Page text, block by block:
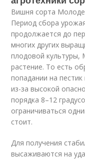
Вишня сорта
Период сбора
продолжается до
многих других
плодовой
растение. То есть
попадании на
из-за высокой
порядка 8–12
ограничиваться
стоит.
Для получения
высаживаются на